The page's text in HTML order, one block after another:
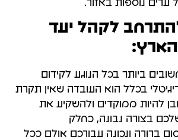
ערים נוספות באזור.
לקהל יעד
ביותר בכל הנוגע לקידום
בכלל הוא העובדה שאין תקרת
להיות ממוקדים ולהשקיע את
בצורה נבונה, כחלק
ברורה ונכונה עבורכם אולם ככל